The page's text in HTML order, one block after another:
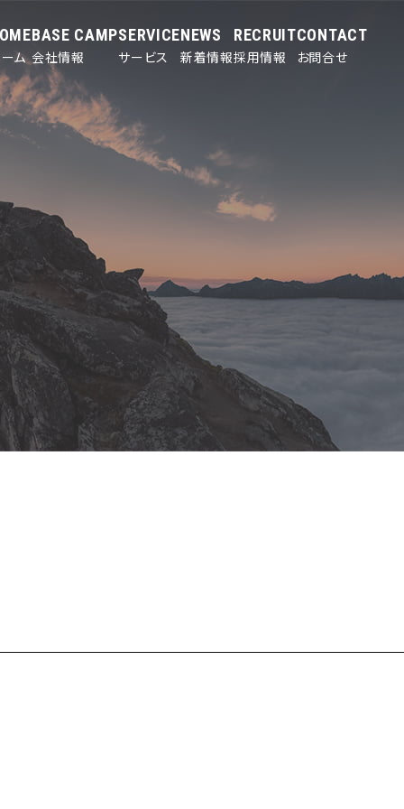
ム
BASE CAMP
会社情報
SERVICE
サービス
NEWS
新着情報
RECRUIT
採用情報
CONTACT
お問合せ